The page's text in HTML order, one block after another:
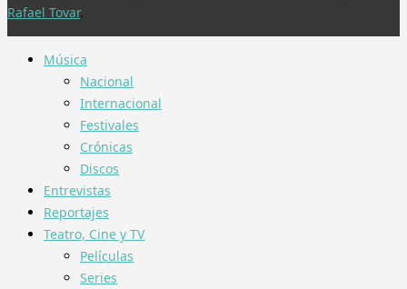
Rafael Tovar.
Música
Nacional
Internacional
Festivales
Crónicas
Discos
Entrevistas
Reportajes
Teatro, Cine y TV
Películas
Series